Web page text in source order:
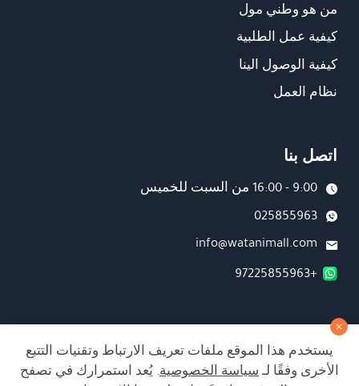
من هو وطني مول
كيفية عمل الطلبية
كيفية الوصول الينا
نظام العمل
اتصل بنا
9:00 - 16:00 من السبت للخميس
025855963
info@watanimall.com
+97225855963
فروع
تابعونا على صفحة الفيسبوك
يستخدم هذا الموقع ملفات تعريف الارتباط وتقنيات التتبع
الأخرى وفقًا لـسياسة الخصوصية. يُعد استمرارك في تصفح